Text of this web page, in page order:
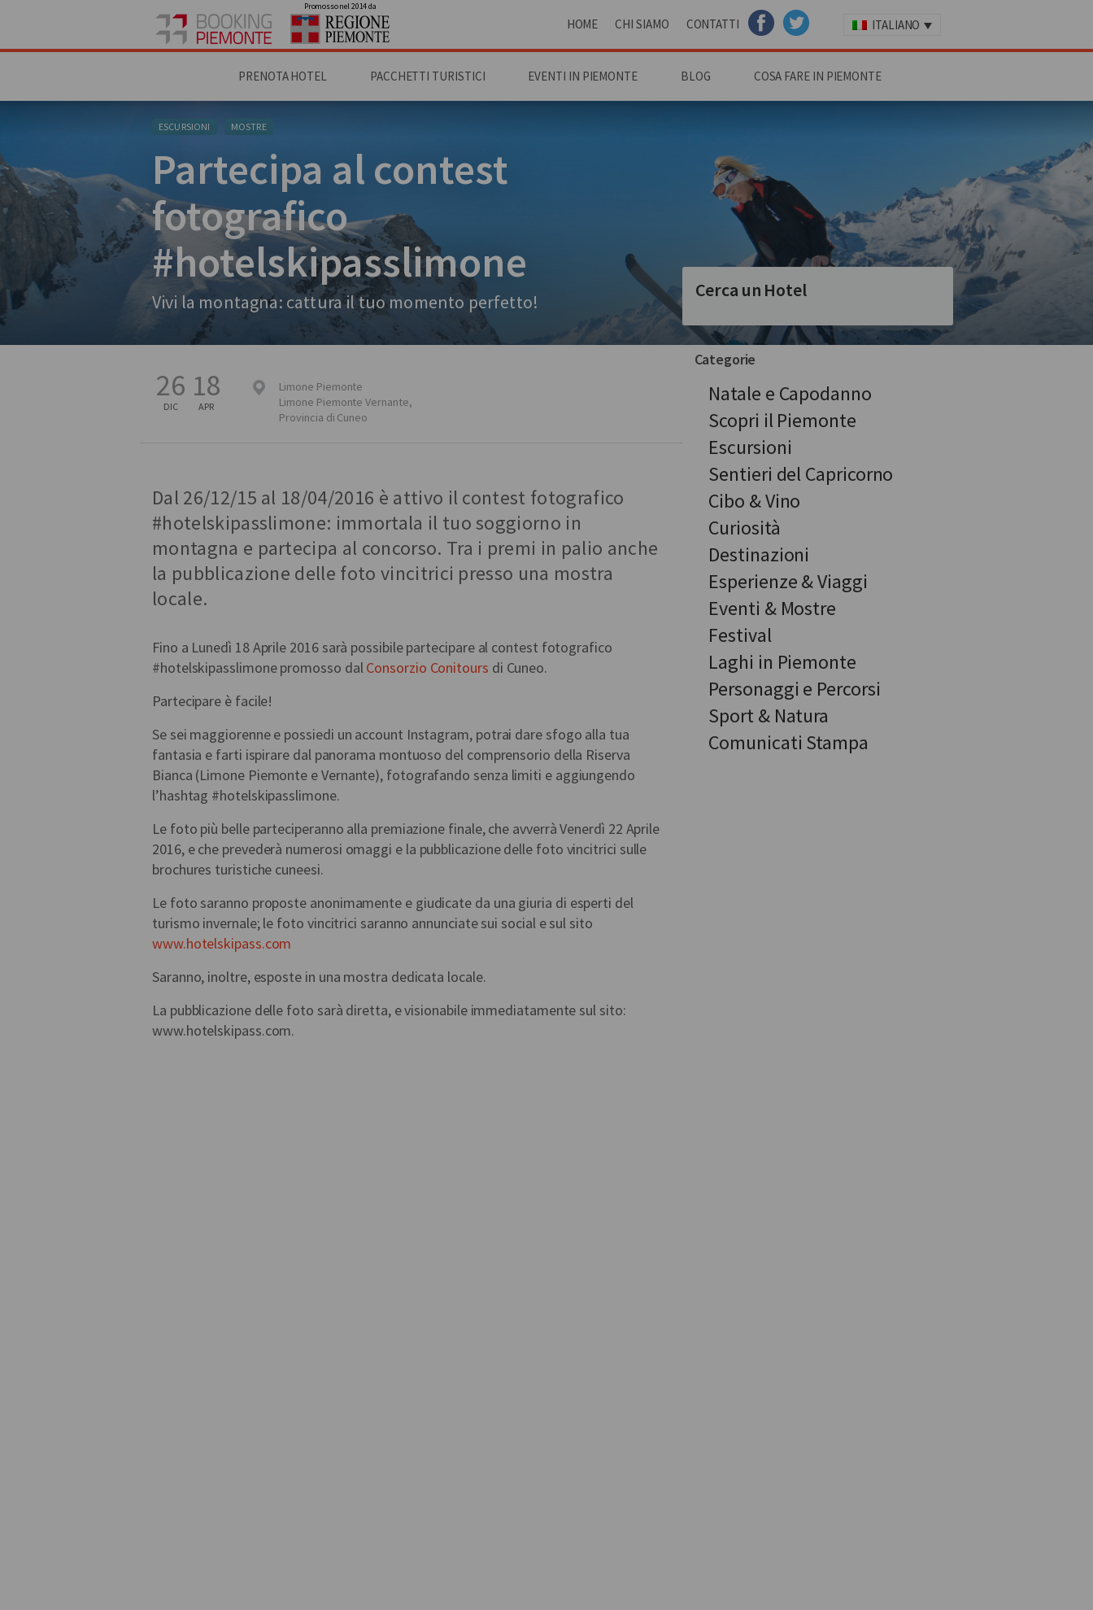
Promosso nel 2014 da
HOME CHI SIAMO CONTATTI
FACEBOOKTWITTER
ITALIANO
PRENOTA HOTEL PACCHETTI TURISTICI EVENTI IN PIEMONTE BLOG COSA FARE IN PIEMONTE
ESCURSIONI MOSTRE
Partecipa al contest
fotografico
#hotelskipasslimone
Vivi la montagna: cattura il tuo momento perfetto!
26
DIC
18
APR
Limone Piemonte
Limone Piemonte Vernante,
Provincia di Cuneo
Dal 26/12/15 al 18/04/2016 è attivo il contest fotografico
#hotelskipasslimone: immortala il tuo soggiorno in
montagna e partecipa al concorso. Tra i premi in palio anche
la pubblicazione delle foto vincitrici presso una mostra
locale.
Fino a Lunedì 18 Aprile 2016 sarà possibile partecipare al contest fotografico
#hotelskipasslimone promosso dalConsorzio Conitours di Cuneo.
Partecipare è facile!
Se sei maggiorenne e possiedi un account Instagram, potrai dare sfogo alla tua
fantasia e farti ispirare dal panorama montuoso del comprensorio della Riserva
Bianca (Limone Piemonte e Vernante), fotografando senza limiti e aggiungendo
l’hashtag #hotelskipasslimone.
Le foto più belle parteciperanno alla premiazione finale, che avverrà Venerdì 22 Aprile
2016, e che prevederà numerosi omaggi e la pubblicazione delle foto vincitrici sulle
brochures turistiche cuneesi.
Le foto saranno proposte anonimamente e giudicate da una giuria di esperti del
turismo invernale; le foto vincitrici saranno annunciate sui social e sul sito
www.hotelskipass.com
Saranno, inoltre, esposte in una mostra dedicata locale.
La pubblicazione delle foto sarà diretta, e visionabile immediatamente sul sito:
www.hotelskipass.com.
Cerca un Hotel
Categorie
Natale e Capodanno
Scopri il Piemonte
Escursioni
Sentieri del Capricorno
Cibo & Vino
Curiosità
Destinazioni
Esperienze & Viaggi
Eventi & Mostre
Festival
Laghi in Piemonte
Personaggi e Percorsi
Sport & Natura
Comunicati Stampa